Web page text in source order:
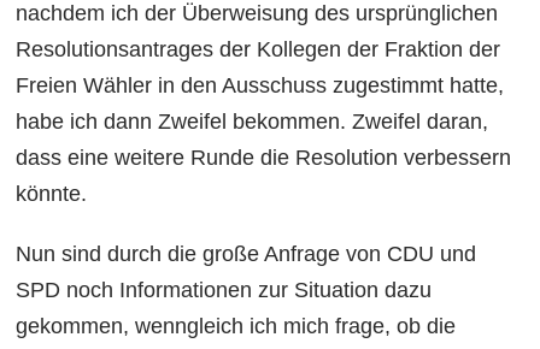
nachdem ich der Überweisung des ursprünglichen
Resolutionsantrages der Kollegen der Fraktion der
Freien Wähler in den Ausschuss zugestimmt hatte,
habe ich dann Zweifel bekommen. Zweifel daran,
dass eine weitere Runde die Resolution verbessern
könnte.
Nun sind durch die große Anfrage von CDU und
SPD noch Informationen zur Situation dazu
gekommen, wenngleich ich mich frage, ob die